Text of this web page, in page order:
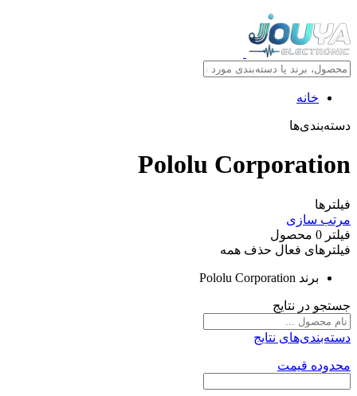
خانه
دسته‌بندی‌ها
Pololu Corporation
فیلترها
مرتب سازی
فیلتر 0 محصول
فیلترهای فعال حذف همه
برند Pololu Corporation
جستجو در نتایج
دسته‌بندی‌های نتایج
محدوده قیمت